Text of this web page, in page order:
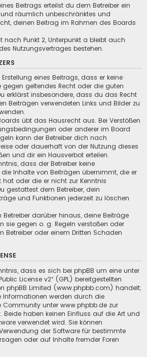
Beitrags erteilst du dem Betreiber ein
räumlich unbeschränktes und
deinen Beitrag im Rahmen des Boards
nach Punkt 2, Unterpunkt a bleibt auch
Nutzungsvertrages bestehen.
eines Beitrags, dass er keine
gegen geltendes Recht oder die guten
erklärst insbesondere, dass du das Recht
Beiträgen verwendeten Links und Bilder zu
übt das Hausrecht aus. Bei Verstößen
oder anderer im Board
kann der Betreiber dich nach
oder dauerhaft von der Nutzung dieses
und dir ein Hausverbot erteilen.
dass der Betreiber keine
Inhalte von Beiträgen übernimmt, die er
hat oder die er nicht zur Kenntnis
gestattest dem Betreiber, dein
und Funktionen jederzeit zu löschen
darüber hinaus, deine Beiträge
sie gegen o. g. Regeln verstoßen oder
Betreiber oder einem Dritten Schaden
dass es sich bei phpBB um eine unter
License v2“ (GPL) bereitgestellten
phpBB Limited (www.phpbb.com) handelt;
werden durch die
unter www.phpbb.de zur
Beide haben keinen Einfluss auf die Art und
verwendet wird. Sie können
der Software für bestimmte
oder auf Inhalte fremder Foren